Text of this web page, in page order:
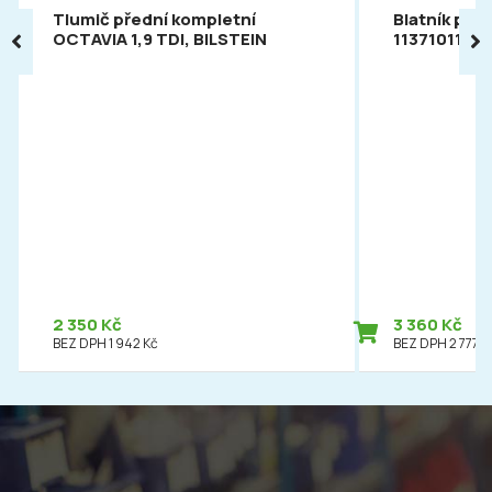
Tlumič přední kompletní
OCTAVIA 1,9 TDI, BILSTEIN
2 350 Kč
BEZ DPH 1 942 Kč
Blatník
113710112
3 360 Kč
BEZ DPH 2 777